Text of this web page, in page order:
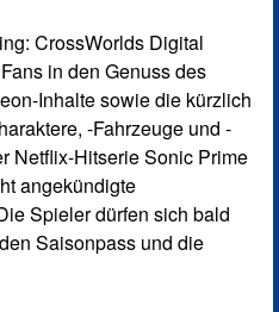
CrossWorlds Digital
in den Genuss des
Inhalte sowie die kürzlich
-Fahrzeuge und -
Netflix-Hitserie Sonic Prime
angekündigte
Spieler dürfen sich bald
Saisonpass und die